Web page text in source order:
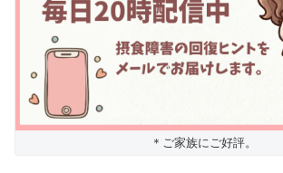
＊ご家族にご好評。